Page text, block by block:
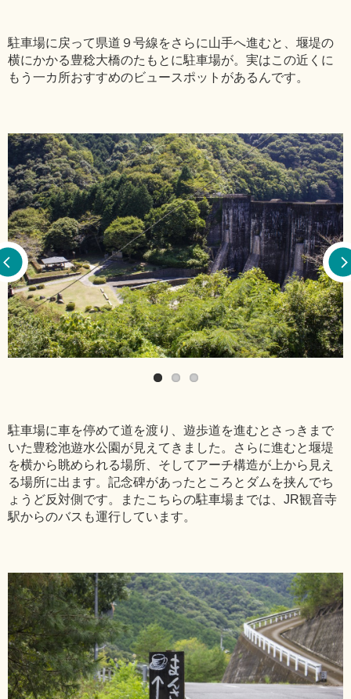
駐車場に戻って県道９号線をさらに山手へ進むと、堰堤の
横にかかる豊稔大橋のたもとに駐車場が。実はこの近くに
もう一カ所おすすめのビュースポットがあるんです。
駐車場に車を停めて道を渡り、遊歩道を進むとさっきまで
いた豊稔池遊水公園が見えてきました。さらに進むと堰堤
を横から眺められる場所、そしてアーチ構造が上から見え
る場所に出ます。記念碑があったところとダムを挟んでち
ょうど反対側です。またこちらの駐車場までは、JR観音寺
駅からのバスも運行しています。